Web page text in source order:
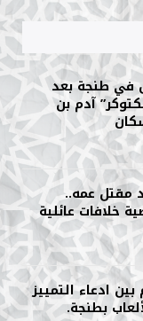
في طنجة بعد
آدم بن
مقتل عمه..
خلافات عائلية
ادعاء التمييز
بطنجة.